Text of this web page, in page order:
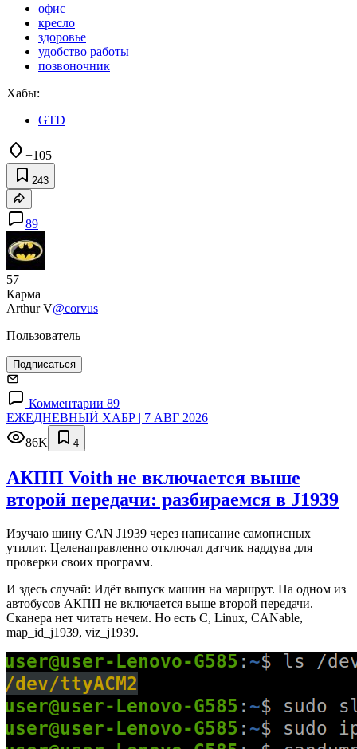
офис
кресло
здоровье
удобство работы
позвоночник
Хабы:
GTD
+105
243
89
57
Карма
Arthur V@corvus
Пользователь
Подписаться
Комментарии 89
ЕЖЕДНЕВНЫЙ ХАБР | 7 АВГ 2026
86K
4
АКПП Voith не включается выше
второй передачи: разбираемся в J1939
Изучаю шину CAN J1939 через написание самописных
утилит. Целенаправленно отключал датчик наддува для
проверки своих программ.
И здесь случай: Идёт выпуск машин на маршрут. На одном из
автобусов АКПП не включается выше второй передачи.
Сканера нет читать нечем. Но есть C, Linux, CANable,
map_id_j1939, viz_j1939.